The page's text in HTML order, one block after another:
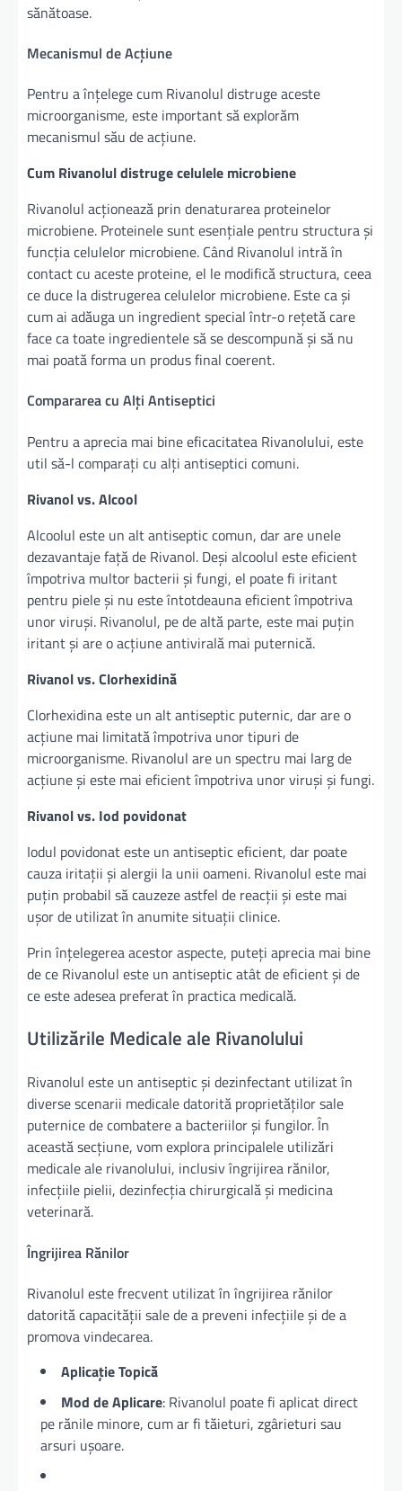
sănătoase.
Mecanismul de Acțiune
Pentru a înțelege cum Rivanolul distruge aceste
microorganisme, este important să explorăm
mecanismul său de acțiune.
Cum Rivanolul distruge celulele microbiene
Rivanolul acționează prin denaturarea proteinelor
microbiene. Proteinele sunt esențiale pentru structura și
funcția celulelor microbiene. Când Rivanolul intră în
contact cu aceste proteine, el le modifică structura, ceea
ce duce la distrugerea celulelor microbiene. Este ca și
cum ai adăuga un ingredient special într-o rețetă care
face ca toate ingredientele să se descompună și să nu
mai poată forma un produs final coerent.
Compararea cu Alți Antiseptici
Pentru a aprecia mai bine eficacitatea Rivanolului, este
util să-l comparați cu alți antiseptici comuni.
Rivanol vs. Alcool
Alcoolul este un alt antiseptic comun, dar are unele
dezavantaje față de Rivanol. Deși alcoolul este eficient
împotriva multor bacterii și fungi, el poate fi iritant
pentru piele și nu este întotdeauna eficient împotriva
unor viruși. Rivanolul, pe de altă parte, este mai puțin
iritant și are o acțiune antivirală mai puternică.
Rivanol vs. Clorhexidină
Clorhexidina este un alt antiseptic puternic, dar are o
acțiune mai limitată împotriva unor tipuri de
microorganisme. Rivanolul are un spectru mai larg de
acțiune și este mai eficient împotriva unor viruși și fungi.
Rivanol vs. Iod povidonat
Iodul povidonat este un antiseptic eficient, dar poate
cauza iritații și alergii la unii oameni. Rivanolul este mai
puțin probabil să cauzeze astfel de reacții și este mai
ușor de utilizat în anumite situații clinice.
Prin înțelegerea acestor aspecte, puteți aprecia mai bine
de ce Rivanolul este un antiseptic atât de eficient și de
ce este adesea preferat în practica medicală.
Utilizările Medicale ale Rivanolului
Rivanolul este un antiseptic și dezinfectant utilizat în
diverse scenarii medicale datorită proprietăților sale
puternice de combatere a bacteriilor și fungilor. În
această secțiune, vom explora principalele utilizări
medicale ale rivanolului, inclusiv îngrijirea rănilor,
infecțiile pielii, dezinfecția chirurgicală și medicina
veterinară.
Îngrijirea Rănilor
Rivanolul este frecvent utilizat în îngrijirea rănilor
datorită capacității sale de a preveni infecțiile și de a
promova vindecarea.
Aplicație Topică
Mod de Aplicare: Rivanolul poate fi aplicat direct
pe rănile minore, cum ar fi tăieturi, zgârieturi sau
arsuri ușoare.